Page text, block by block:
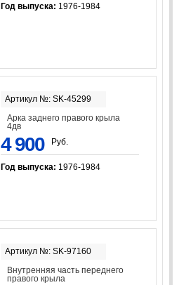
Год выпуска: 1976-1984
Артикул №: SK-45299
Арка заднего правого крыла
4дв
4 900 Руб.
Год выпуска: 1976-1984
Артикул №: SK-97160
Внутренняя часть переднего
правого крыла